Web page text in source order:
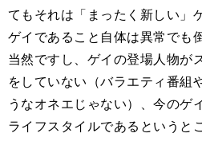
てもそれは「まったく新しい」
ゲイであること自体は異常でも
当然ですし、ゲイの登場人物が
をしていない（バラエティ番組
うなオネエじゃない）、今のゲ
ライフスタイルであるというと